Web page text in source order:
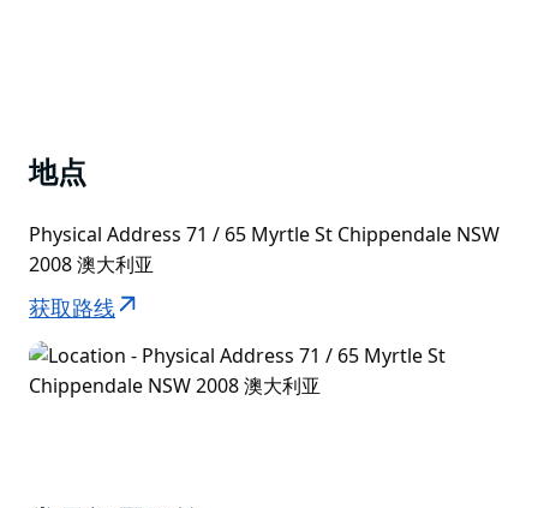
地点
Physical Address 71 / 65 Myrtle St Chippendale NSW
2008 澳大利亚
获取路线